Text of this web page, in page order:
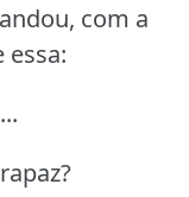
com a
essa: